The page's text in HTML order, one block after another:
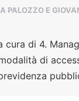
PALOZZO E
cura di 4.
di